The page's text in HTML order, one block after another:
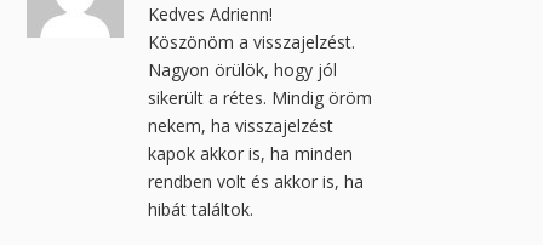
Kedves Adrienn!
Köszönöm a visszajelzést.
Nagyon örülök, hogy jól
sikerült a rétes. Mindig öröm
nekem, ha visszajelzést
kapok akkor is, ha minden
rendben volt és akkor is, ha
hibát találtok.